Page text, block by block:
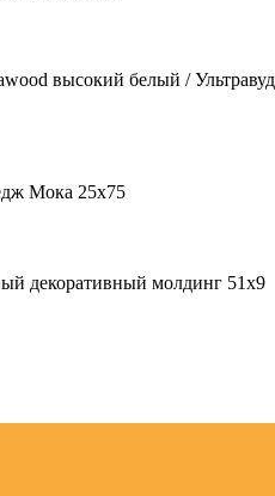
высокий белый / Ультравуд
Мока 25х75
декоративный молдинг 51х9